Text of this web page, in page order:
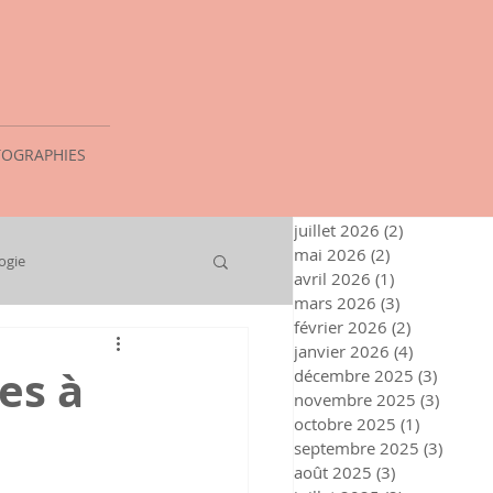
à
juillet 2026 (2)
mai 2026 (2)
avril 2026 (1)
mars 2026 (3)
février 2026 (2)
janvier 2026 (4)
décembre 2025 (3)
novembre 2025 (3)
octobre 2025 (1)
septembre 2025 (3)
août 2025 (3)